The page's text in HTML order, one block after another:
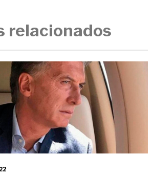
relacionados